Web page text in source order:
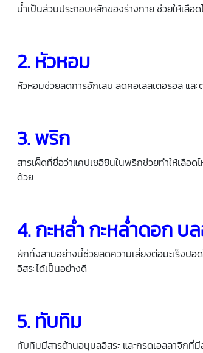
น้ำเป็นส่วนประกอบหลักของร่างกาย ช่วยให้เลื
2. หัวหอม
หัวหอมช่วยลดการอักเสบ ลดคอเลสเตอรอล และ
3. พริก
สารเผ็ดที่ชื่อว่าแคปเซอิซินในพริกช่วยทำให้เลือ
ด้วย
4. กะหล่ำ กะหล่ำดอก บ
ผักทั้งสามอย่างนี้ช่วยลดความเสี่ยงต่อมะเร็งปอ
อิสระได้เป็นอย่างดี
5. ทับทิม
ทับทิมมีสารต้านอนุมลอิสระ และกรดเอลลาจิกที่